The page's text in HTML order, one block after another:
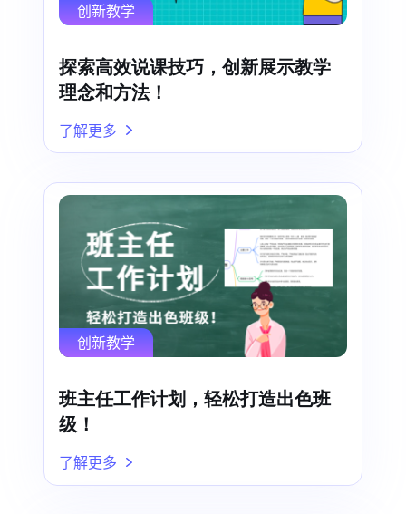
创新教学
探索高效说课技巧，创新展示教学
理念和方法！
了解更多
创新教学
班主任工作计划，轻松打造出色班
级！
了解更多